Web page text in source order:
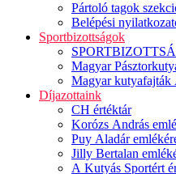
Pártoló tagok
Belépési
Sportbizottságok
Magyar
Magyar kutyafajták
Díjazottaink
CH értéktár
Korózs András
Puy Aladár
Jilly Bertalan
A Kutyás Sportért